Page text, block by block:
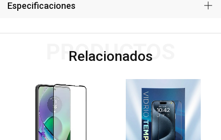
Especificaciones
Relacionados
PRODUCTOS